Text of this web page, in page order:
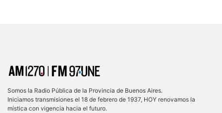
Somos la Radio Pública de la Provincia de Buenos Aires.
Iniciamos transmisiones el 18 de febrero de 1937, HOY renovamos la
mística con vigencia hacia el futuro.